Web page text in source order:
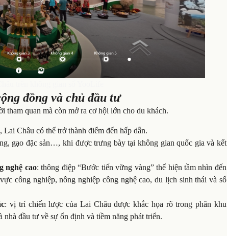
đồng và chủ đầu tư
quan mà còn mở ra cơ hội lớn cho du khách.
Châu có thể trở thành điểm đến hấp dẫn.
gạo đặc sản…, khi được trưng bày tại không gian quốc gia và kết
nghệ cao: thông điệp “Bước tiến vững vàng” thể hiện tầm nhìn đến
công nghiệp, nông nghiệp công nghệ cao, du lịch sinh thái và số
: vị trí chiến lược của Lai Châu được khắc họa rõ trong phân khu
đầu tư về sự ổn định và tiềm năng phát triển.